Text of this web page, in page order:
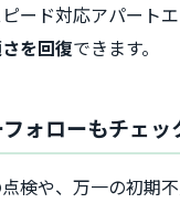
ード対応アパート
を回復できます。
ォローもチェッ
検や、万一の初期